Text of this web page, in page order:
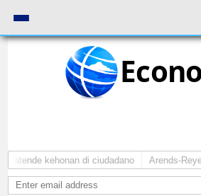
atende kehonan di ciudadano Arends-